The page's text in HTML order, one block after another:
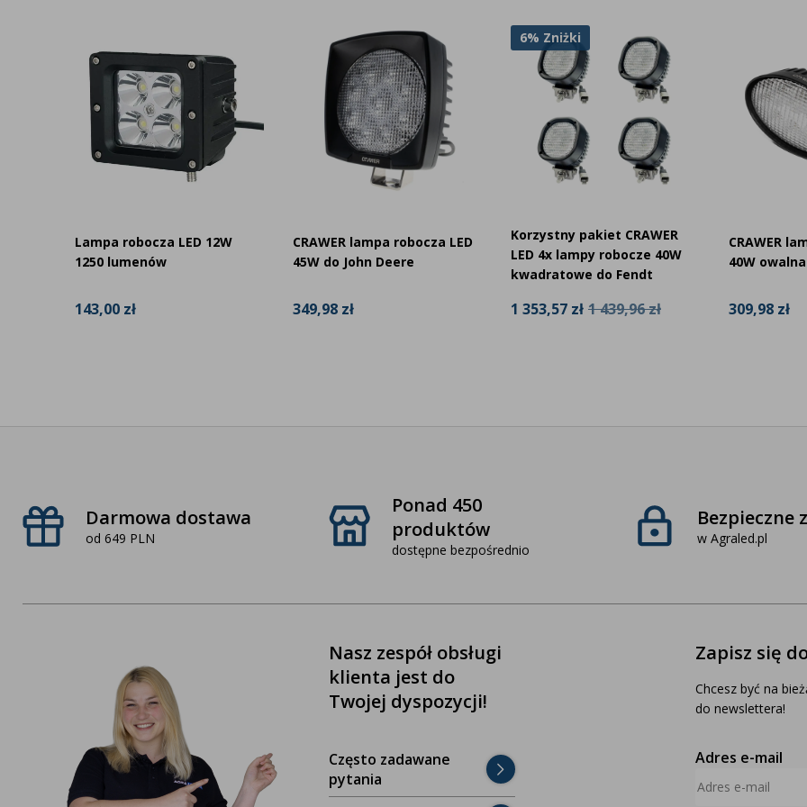
Dzięki systemowi Plug&Play każda z lamp może być zamontowana błyskawicznie bez konieczności
ingerencji w instalację elektryczną. Zastosowane diody Cree XTE o mocy 5W zapewniają łącznie aż 8000
lumenów światła w zestawie (2000 lm na lampę), co znacznie poprawia widoczność w czasie pracy,
szczególnie po zmroku lub w trudnych warunkach pogodowych.
Lampa robocza LED 12W
1250 lumenów
143,00 zł
CRAWER lampa robocza LED
45W do John Deere
349,98 zł
6% Zniżki
Korzystny pakiet CRAWER
LED 4x lampy robocze 40W
kwadratowe do Fendt
1 353,57 zł 1 439,96 zł
CRAWER
40W owalna
309,98 zł
Darmowa dostawa
od 649 PLN
Ponad 450
produktów
dostępne bezpośrednio
Bezpieczne
w Agraled.pl
Nasz zespół obsługi
klienta jest do
Twojej dyspozycji!
Często zadawane
pytania
Zapisz się
Chcesz być na
do newslettera!
Adres e-mail